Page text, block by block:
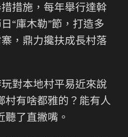
措施，每年舉行達斡
“庫木勒”節，打造多
，鼎力攙扶成長村落
對本地村平易近來說
村有啥都雅的？能有人
聽了直撇嘴。